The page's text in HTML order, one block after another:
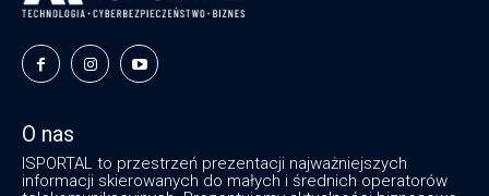
O nas
ISPORTAL to przestrzeń prezentacji najważniejszych
informacji skierowanych do małych i średnich operatorów